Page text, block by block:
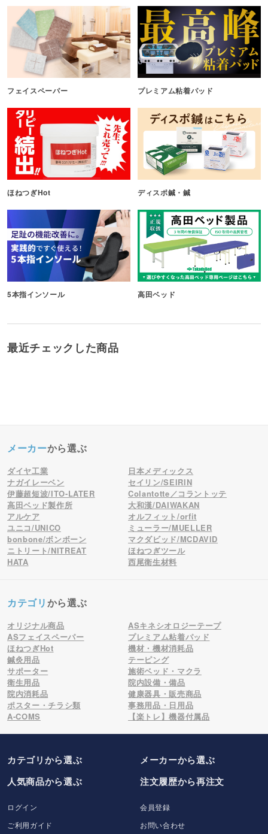
フェイスペーパー プレミアム粘着パッド
ほねつぎHot ディスポ鍼・鍼
5本指インソール 高田ベッド
最近チェックした商品
メーカーから選ぶ
ダイヤ工業
日本メディックス
ナガイレーベン
セイリン/SEIRIN
伊藤超短波/ITO-LATER
Colantotte／コラントッテ
高田ベッド製作所
大和漢/DAIWAKAN
アルケア
オルフィット/orfit
ユニコ/UNICO
ミューラー/MUELLER
bonbone/ボンボーン
マクダビッド/MCDAVID
ニトリート/NITREAT
ほねつぎツール
HATA
西尾衛生材料
カテゴリから選ぶ
オリジナル商品
ASキネシオロジーテープ
ASフェイスペーパー
プレミアム粘着パッド
ほねつぎHot
機材・機材消耗品
鍼灸用品
テーピング
サポーター
施術ベッド・マクラ
衛生用品
院内設備・備品
院内消耗品
健康器具・販売商品
ポスター・チラシ類
事務用品・日用品
A-COMS
【楽トレ】機器付属品
カテゴリから選ぶ メーカーから選ぶ
人気商品から選ぶ
注文履歴から再注文
ログイン
会員登録
ご利用ガイド
お問い合わせ